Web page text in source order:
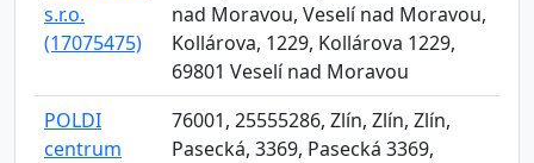
s.r.o.
(17075475)
nad Moravou, Veselí nad Moravou,
Kollárova, 1229, Kollárova 1229,
69801 Veselí nad Moravou
POLDI
centrum
76001, 25555286, Zlín, Zlín, Zlín,
Pasecká, 3369, Pasecká 3369,